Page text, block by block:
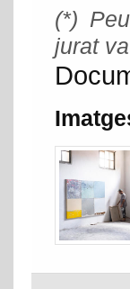
(*)
jurat